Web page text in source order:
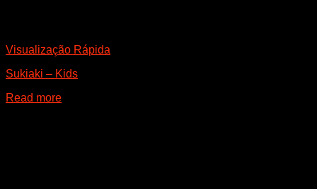
Visualização Rápida
Sukiaki – Kids
Read more